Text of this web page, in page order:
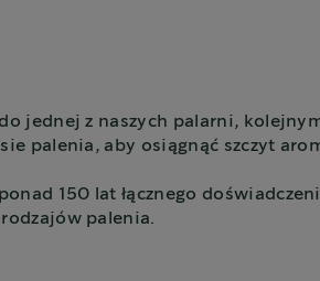
jednej z naszych palarni,
palenia, aby osiągnąć szczyt
150 lat łącznego
palenia.